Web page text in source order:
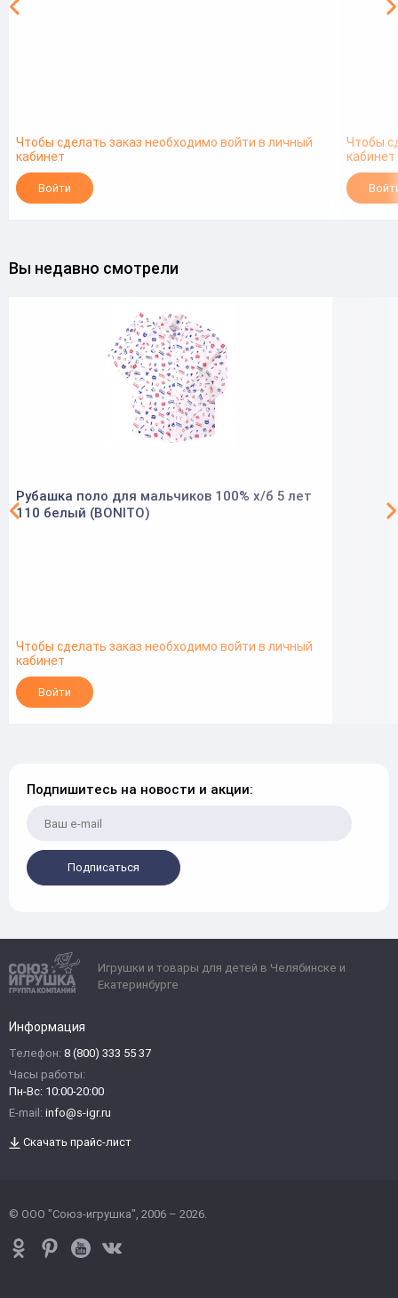
Чтобы сделать заказ необходимо войти в личный
кабинет
Войти
Чтобы
кабинет
Вы недавно смотрели
Рубашка поло для мальчиков 100% х/б 5 лет
110 белый (BONITO)
Чтобы сделать заказ необходимо войти в личный
кабинет
Войти
Подпишитесь на новости и акции:
Подписаться
Игрушки и товары для детей в Челябинске и
Екатеринбурге
Информация
Телефон: 8 (800) 333 55 37
Часы работы:
Пн-Вс: 10:00-20:00
E-mail: info@s-igr.ru
Скачать прайс-лист
© ООО "Союз-игрушка", 2006 – 2026.